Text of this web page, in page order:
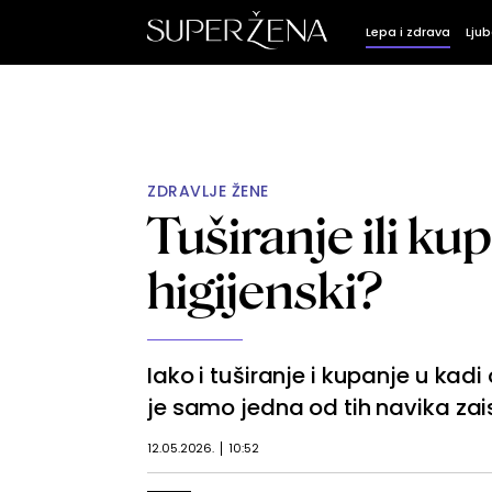
Lepa i zdrava
ZDRAVLJE ŽENE
Tuširanje ili
higijenski?
Iako i tuširanje i kupanje u
je samo jedna od tih navika
12.05.2026. 10:52